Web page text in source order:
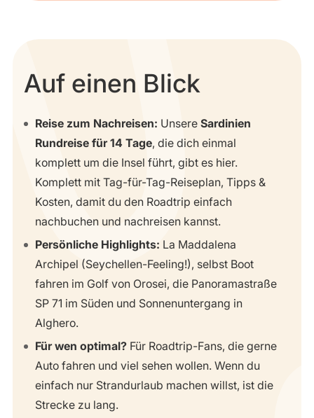
Auf einen Blick
Reise zum Nachreisen: Unsere Sardinien
Rundreise für 14 Tage, die dich einmal
komplett um die Insel führt, gibt es hier.
Komplett mit Tag-für-Tag-Reiseplan, Tipps &
Kosten, damit du den Roadtrip einfach
nachbuchen und nachreisen kannst.
Persönliche Highlights: La Maddalena
Archipel (Seychellen-Feeling!), selbst Boot
fahren im Golf von Orosei, die Panoramastraße
SP 71 im Süden und Sonnenuntergang in
Alghero.
Für wen optimal? Für Roadtrip-Fans, die gerne
Auto fahren und viel sehen wollen. Wenn du
einfach nur Strandurlaub machen willst, ist die
Strecke zu lang.